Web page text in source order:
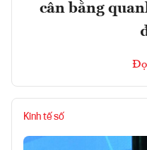
cân bằng
Kinh tế số